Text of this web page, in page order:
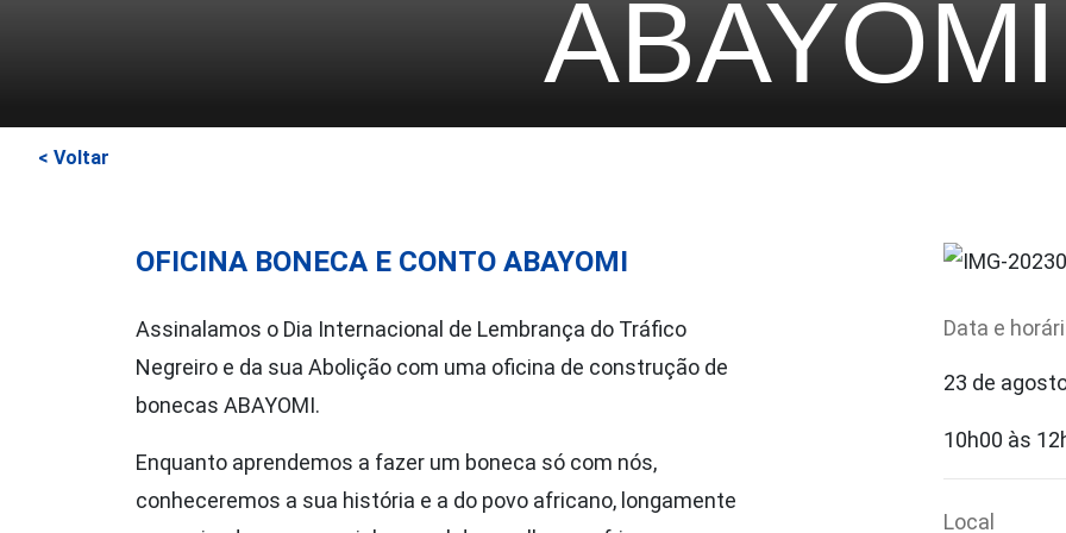
ABAYOMI
< Voltar
OFICINA BONECA E CONTO ABAYOMI
Assinalamos o Dia Internacional de Lembrança do Tráfico
Negreiro e da sua Abolição com uma oficina de construção de
bonecas ABAYOMI.
Enquanto aprendemos a fazer um boneca só com nós,
conheceremos a sua história e a do povo africano, longamente
Data e
23 de
10h00 às
Local